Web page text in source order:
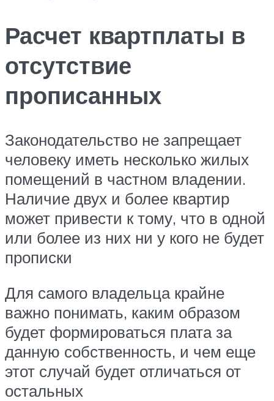
Расчет квартплаты в
отсутствие
прописанных
Законодательство не запрещает
человеку иметь несколько жилых
помещений в частном владении.
Наличие двух и более квартир
может привести к тому, что в одной
или более из них ни у кого не будет
прописки
Для самого владельца крайне
важно понимать, каким образом
будет формироваться плата за
данную собственность, и чем еще
этот случай будет отличаться от
остальных